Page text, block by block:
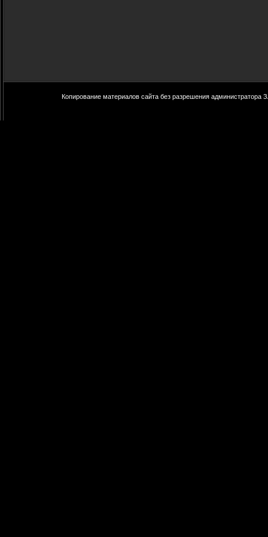
Копирование материалов сайта без разрешения